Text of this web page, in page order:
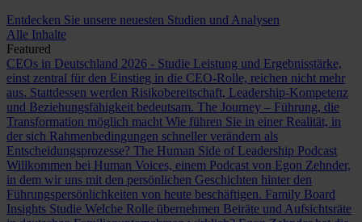
Entdecken Sie unsere neuesten Studien und Analysen
Alle Inhalte
Featured
CEOs in Deutschland 2026 - Studie Leistung und Ergebnisstärke,
einst zentral für den Einstieg in die CEO-Rolle, reichen nicht mehr
aus. Stattdessen werden Risikobereitschaft, Leadership-Kompetenz
und Beziehungsfähigkeit bedeutsam. The Journey – Führung, die
Transformation möglich macht Wie führen Sie in einer Realität, in
der sich Rahmenbedingungen schneller verändern als
Entscheidungsprozesse? The Human Side of Leadership Podcast
Willkommen bei Human Voices, einem Podcast von Egon Zehnder,
in dem wir uns mit den persönlichen Geschichten hinter den
Führungspersönlichkeiten von heute beschäftigen. Family Board
Insights Studie Welche Rolle übernehmen Beiräte und Aufsichtsräte